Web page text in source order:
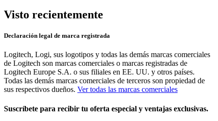
Visto recientemente
Declaración legal de marca registrada
Logitech, Logi, sus logotipos y todas las demás marcas comerciales
de Logitech son marcas comerciales o marcas registradas de
Logitech Europe S.A. o sus filiales en EE. UU. y otros países.
Todas las demás marcas comerciales de terceros son propiedad de
sus respectivos dueños. Ver todas las marcas comerciales
Suscríbete para recibir tu oferta especial y ventajas exclusivas.